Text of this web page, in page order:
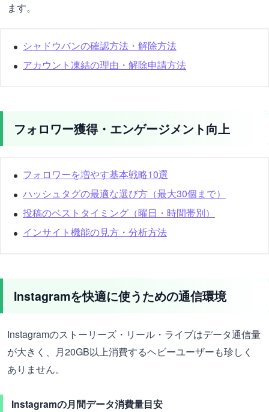
ます。
シャドウバンの確認方法・解除方法
アカウント凍結の理由・解除申請方法
フォロワー獲得・エンゲージメント向上
フォロワーを増やす基本戦略10選
ハッシュタグの最適な選び方（最大30個まで）
投稿のベストタイミング（曜日・時間帯別）
インサイト機能の見方・分析方法
Instagramを快適に使うための通信環境
Instagramのストーリーズ・リール・ライブはデータ通信量
が大きく、月20GB以上消費するヘビーユーザーも珍しく
ありません。
Instagramの月間データ消費量目安